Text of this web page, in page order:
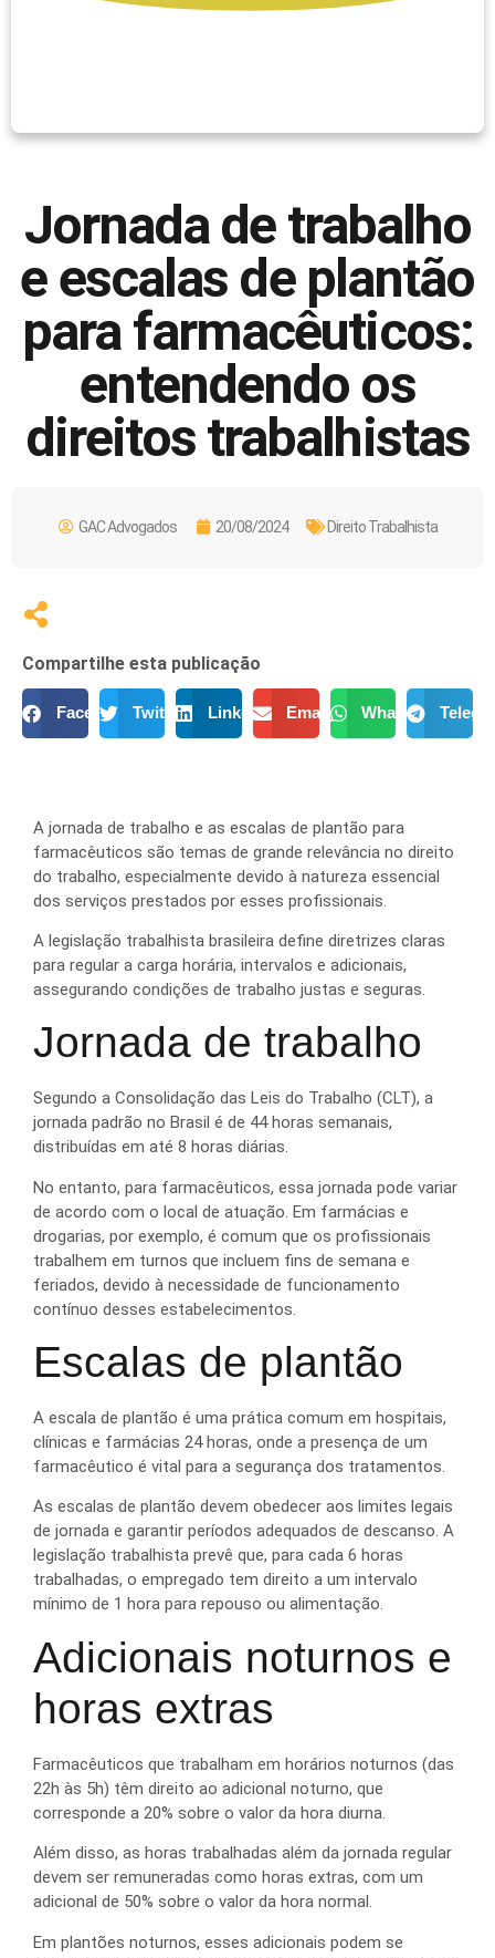
Jornada de trabalho
e escalas de plantão
para farmacêuticos:
entendendo os
direitos trabalhistas
GAC Advogados 20/08/2024 Direito Trabalhista
Compartilhe esta publicação
Facebook Twitter LinkedIn Email WhatsApp
A jornada de trabalho e as escalas de plantão para
farmacêuticos são temas de grande relevância no direito
do trabalho, especialmente devido à natureza essencial
dos serviços prestados por esses profissionais.
A legislação trabalhista brasileira define diretrizes claras
para regular a carga horária, intervalos e adicionais,
assegurando condições de trabalho justas e seguras.
Jornada de trabalho
Segundo a Consolidação das Leis do Trabalho (CLT), a
jornada padrão no Brasil é de 44 horas semanais,
distribuídas em até 8 horas diárias.
No entanto, para farmacêuticos, essa jornada pode variar
de acordo com o local de atuação. Em farmácias e
drogarias, por exemplo, é comum que os profissionais
trabalhem em turnos que incluem fins de semana e
feriados, devido à necessidade de funcionamento
contínuo desses estabelecimentos.
Escalas de plantão
A escala de plantão é uma prática comum em hospitais,
clínicas e farmácias 24 horas, onde a presença de um
farmacêutico é vital para a segurança dos tratamentos.
As escalas de plantão devem obedecer aos limites legais
de jornada e garantir períodos adequados de descanso. A
legislação trabalhista prevê que, para cada 6 horas
trabalhadas, o empregado tem direito a um intervalo
mínimo de 1 hora para repouso ou alimentação.
Adicionais noturnos e
horas extras
Farmacêuticos que trabalham em horários noturnos (das
22h às 5h) têm direito ao adicional noturno, que
corresponde a 20% sobre o valor da hora diurna.
Além disso, as horas trabalhadas além da jornada regular
devem ser remuneradas como horas extras, com um
adicional de 50% sobre o valor da hora normal.
Em plantões noturnos, esses adicionais podem se